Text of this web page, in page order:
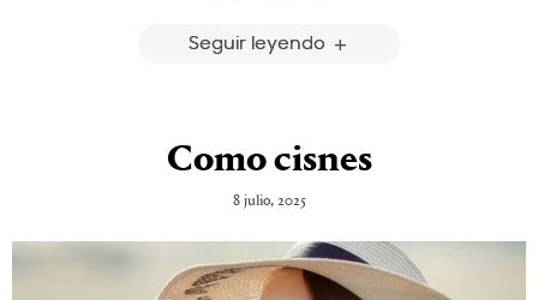
Seguir leyendo
Como cisnes
8 julio, 2025